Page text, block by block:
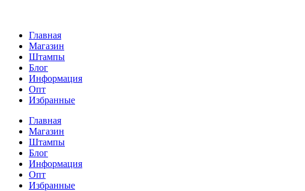
Главная
Магазин
Штампы
Блог
Информация
Опт
Избранные
Главная
Магазин
Штампы
Блог
Информация
Опт
Избранные